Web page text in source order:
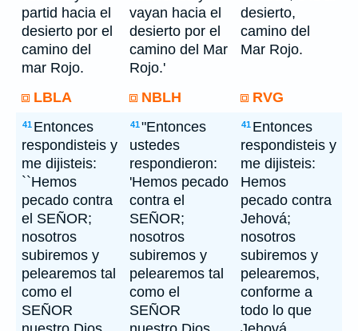
partid hacia el
desierto por el
camino del
mar Rojo.
vayan hacia el
desierto por el
camino del Mar
Rojo.'
desierto,
camino del
Mar Rojo.
LBLA NBLH RVG
41 Entonces
respondisteis y
me dijisteis:
``Hemos
pecado contra
el SEÑOR;
nosotros
subiremos y
pelearemos tal
como el
SEÑOR
41"Entonces
ustedes
respondieron:
'Hemos pecado
contra el
SEÑOR;
nosotros
subiremos y
pelearemos tal
como el
SEÑOR
41 Entonces
respondisteis y
me dijisteis:
Hemos
pecado contra
Jehová;
nosotros
subiremos y
pelearemos,
conforme a
todo lo que